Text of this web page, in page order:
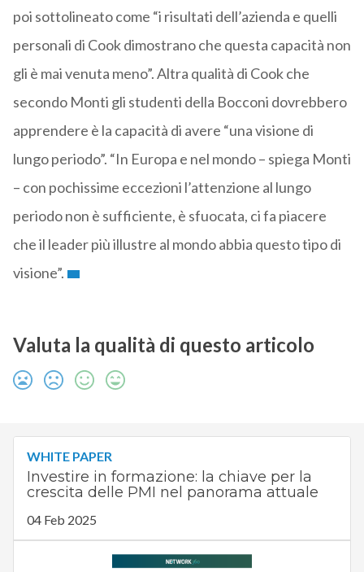
poi sottolineato come “i risultati dell’azienda e quelli
personali di Cook dimostrano che questa capacità non
gli è mai venuta meno”. Altra qualità di Cook che
secondo Monti gli studenti della Bocconi dovrebbero
apprendere è la capacità di avere “una visione di
lungo periodo”. “In Europa e nel mondo – spiega Monti
– con pochissime eccezioni l’attenzione al lungo
periodo non è sufficiente, è sfuocata, ci fa piacere
che il leader più illustre al mondo abbia questo tipo di
visione”.
Valuta la qualità di questo articolo
WHITE PAPER
Investire in formazione: la chiave per la
crescita delle PMI nel panorama attuale
04 Feb 2025